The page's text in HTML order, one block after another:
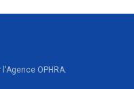
l'Agence OPHRA.